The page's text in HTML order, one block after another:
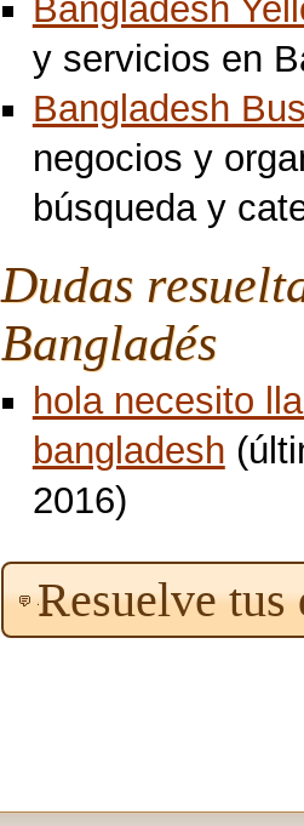
Bangladesh
y servicios en
Bangladesh
negocios y
búsqueda y
Dudas
Bangladés
hola necesito
bangladesh
2016)
Resuelve tus